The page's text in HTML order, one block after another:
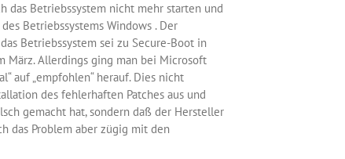
das Betriebssystem nicht mehr starten und
Betriebssystems Windows . Der
Betriebssystem sei zu Secure-Boot in
März. Allerdings ging man bei Microsoft
auf „empfohlen“ herauf. Dies nicht
des fehlerhaften Patches aus und
gemacht hat, sondern daß der Hersteller
das Problem aber zügig mit den